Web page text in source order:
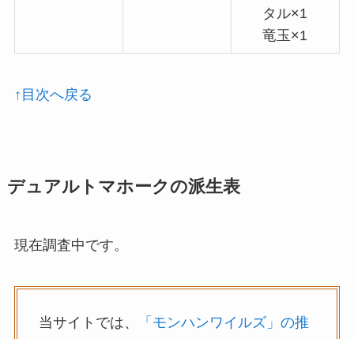
タル×1
竜玉×1
↑目次へ戻る
デュアルトマホークの派生表
現在調査中です。
当サイトでは、
「モンハンワイルズ」の推